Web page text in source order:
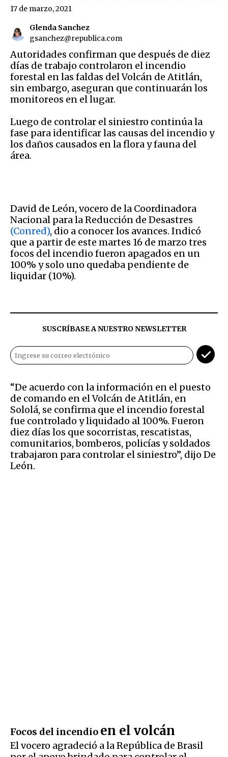
Glenda Sanchez
gsanchez@republica.com
17 de marzo, 2021
Autoridades confirman que después de diez
días de trabajo controlaron el incendio
forestal en las faldas del Volcán de Atitlán,
sin embargo, aseguran que continuarán los
monitoreos en el lugar.
Luego de controlar el siniestro continúa la
fase para identificar las causas del incendio y
los daños causados en la flora y fauna del
área.
David de León, vocero de la Coordinadora
Nacional para la Reducción de Desastres
(Conred), dio a conocer los avances. Indicó
que a partir de este martes 16 de marzo tres
focos del incendio fueron apagados en un
100% y solo uno quedaba pendiente de
liquidar (10%).
SUSCRÍBASE A NUESTRO NEWSLETTER
“De acuerdo con la información en el puesto
de comando en el Volcán de Atitlán, en
Sololá, se confirma que el incendio forestal
fue controlado y liquidado al 100%. Fueron
diez días los que socorristas, rescatistas,
comunitarios, bomberos, policías y soldados
trabajaron para controlar el siniestro”, dijo De
León.
Focos del incendio en el volcán
El vocero agradeció a la República de Brasil